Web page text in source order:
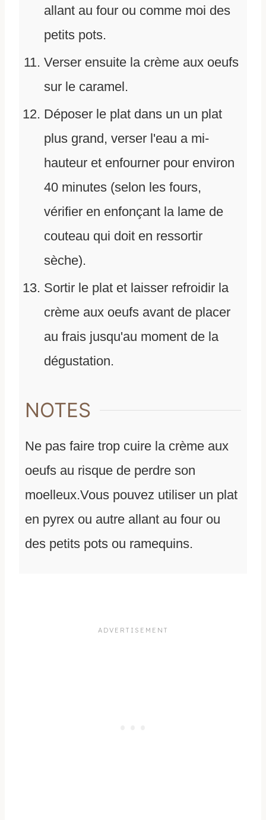
allant au four ou comme moi des
petits pots.
Verser ensuite la crème aux oeufs
sur le caramel.
Déposer le plat dans un un plat
plus grand, verser l'eau a mi-
hauteur et enfourner pour environ
40 minutes (selon les fours,
vérifier en enfonçant la lame de
couteau qui doit en ressortir
sèche).
Sortir le plat et laisser refroidir la
crème aux oeufs avant de placer
au frais jusqu'au moment de la
dégustation.
NOTES
Ne pas faire trop cuire la crème aux
oeufs au risque de perdre son
moelleux.Vous pouvez utiliser un plat
en pyrex ou autre allant au four ou
des petits pots ou ramequins.